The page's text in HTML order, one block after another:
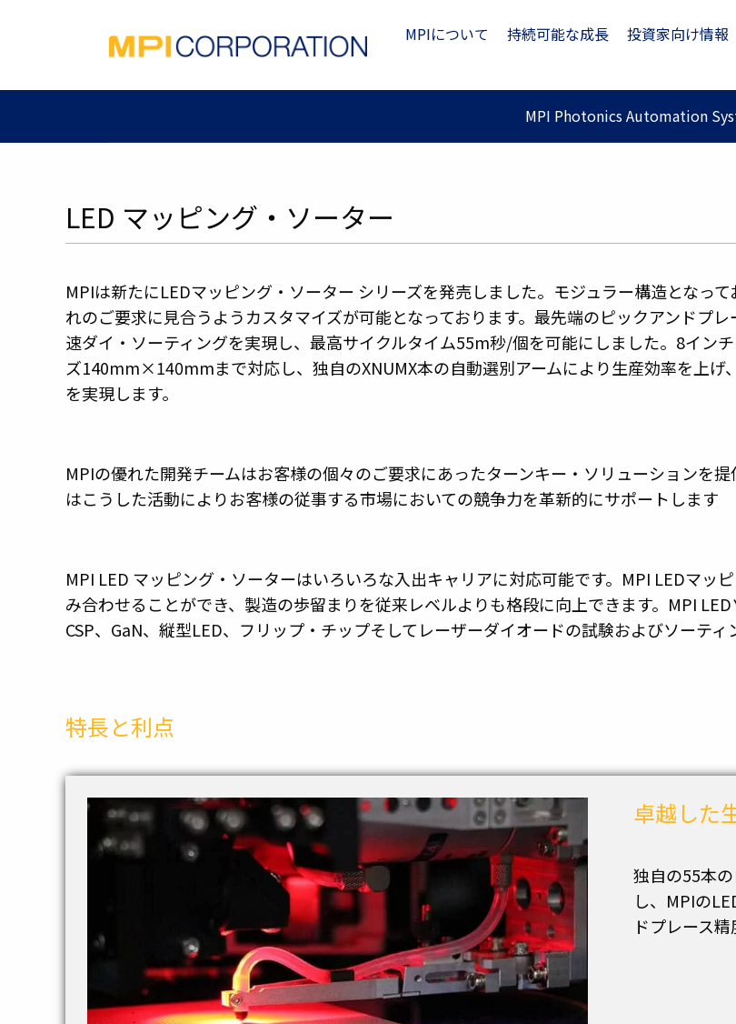
MPIについて 持続可能な成長 投資家向け情報
MPI Photonics Automation
LED マッピング・ソーター
MPIは新たにLEDマッピング・ソーター シリーズを発売しました。モジュラー構造となっ
れのご要求に見合うようカスタマイズが可能となっております。最先端のピックアンドプ
速ダイ・ソーティングを実現し、最高サイクルタイム55m秒/個を可能にしました。8イン
ズ140mm×140mmまで対応し、独自のXNUMX本の自動選別アームにより生産効率を上げ
を実現します。
MPIの優れた開発チームはお客様の個々のご要求にあったターンキー・ソリューションを
はこうした活動によりお客様の従事する市場においての競争力を革新的にサポートします
MPI LED マッピング・ソーターはいろいろな入出キャリアに対応可能です。MPI LEDマッ
み合わせることができ、製造の歩留まりを従来レベルよりも格段に向上できます。MPI
CSP、GaN、縦型LED、フリップ・チップそしてレーザーダイオードの試験およびソーティ
特長と利点
卓越した
独自の55本
し、MPIの
ドプレース